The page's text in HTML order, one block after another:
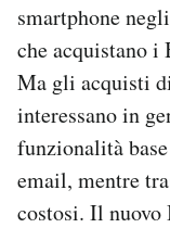
smartphone
che acquistano
Ma gli acquisti
interessano in
funzionalità
email, mentre
costosi. Il nuovo